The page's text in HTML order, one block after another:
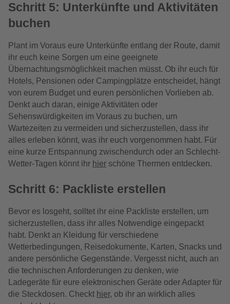
Schritt 5: Unterkünfte und Aktivitäten
buchen
Plant im Voraus eure Unterkünfte entlang der Route, damit
ihr euch keine Sorgen um eine geeignete
Übernachtungsmöglichkeit machen müsst. Ob ihr euch für
Hotels, Pensionen oder Campingplätze entscheidet, hängt
von eurem Budget und euren persönlichen Vorlieben ab.
Denkt auch daran, einige Aktivitäten oder
Sehenswürdigkeiten im Voraus zu buchen, um
Wartezeiten zu vermeiden und sicherzustellen, dass ihr
alles erleben könnt, was ihr euch vorgenommen habt. Für
eine kurze Entspannung zwischendurch oder an Schlecht-
Wetter-Tagen könnt ihr hier schöne Thermen entdecken.
Schritt 6: Packliste erstellen
Bevor es losgeht, solltet ihr eine Packliste erstellen, um
sicherzustellen, dass ihr alles Notwendige eingepackt
habt. Denkt an Kleidung für verschiedene
Wetterbedingungen, Reisedokumente, Karten, Snacks und
andere persönliche Gegenstände. Vergesst nicht, auch an
die technischen Anforderungen zu denken, wie
Ladegeräte für eure elektronischen Geräte oder Adapter für
die Steckdosen. Checkt hier, ob ihr an wirklich alles